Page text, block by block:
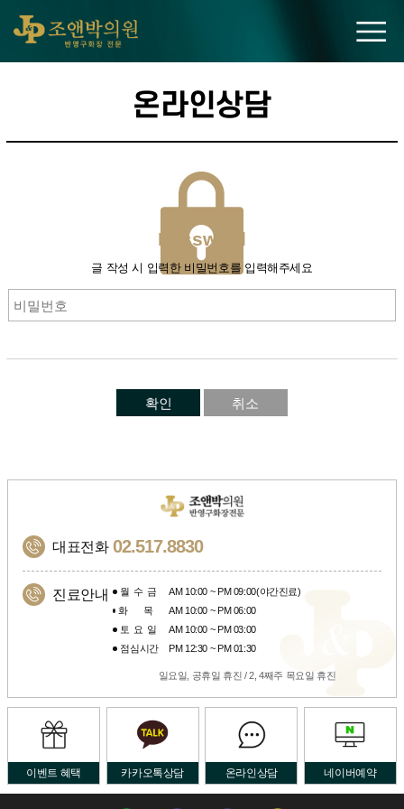
온라인상담
PAssword
글 작성 시 입력한 비밀번호를 입력해주세요
확인 취소
대표전화 02.517.8830
진료안내 월수금
AM 10:00 ~ PM 09:00(야간진료)
화목 AM 10:00 ~ PM 06:00
토요일
AM 10:00 ~ PM 03:00
점심시간
PM 12:30 ~ PM 01:30
일요일, 공휴일 휴진 / 2, 4째주 목요일 휴진
이벤트 혜택 카카오톡상담 온라인상담 네이버예약